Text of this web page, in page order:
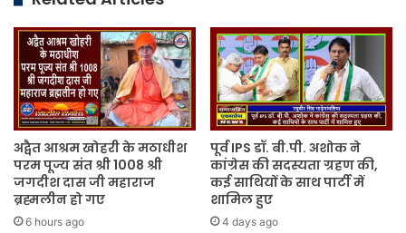
व
पाठ्य
सामग्री
वितरण
किया
गया
अद्वैत आश्रम खोहरी के मठाधीश
परम पूज्य संत श्री 1008 श्री
जगदीश दास जी महाराज
ब्रह्मलीन हो गए
6 hours ago
पूर्व IPS डॉ. बी.पी. अशोक ने
कांग्रेस की सदस्यता ग्रहण की,
कई साथियों के साथ पार्टी में
शामिल हुए
4 days ago